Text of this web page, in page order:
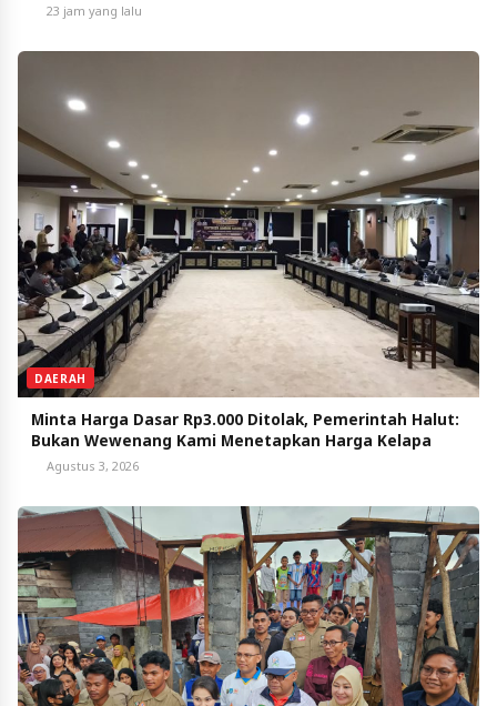
23 jam yang lalu
DAERAH
Minta Harga Dasar Rp3.000 Ditolak, Pemerintah Halut:
Bukan Wewenang Kami Menetapkan Harga Kelapa
Agustus 3, 2026